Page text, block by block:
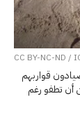
CC BY-NC-ND /
قواربهم
أن تطفو رغم